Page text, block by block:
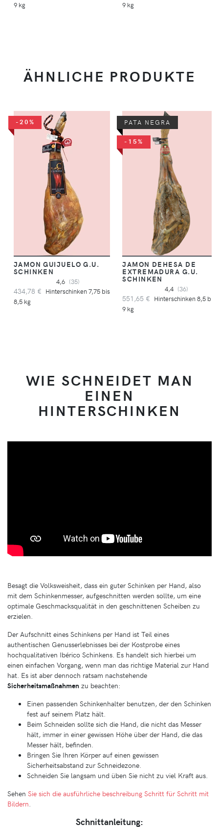
9 kg
9 kg
ÄHNLICHE PRODUKTE
-20%
JAMON GUIJUELO G.U.
SCHINKEN
4,6 (35)
434,78 € Hinterschinken 7,75 bis
8,5 kg
PATA NEGRA
-15%
JAMON DEHESA DE
EXTREMADURA G.U.
SCHINKEN
4,4 (36)
551,65 € Hinterschinken 8,5 bis
9 kg
WIE SCHNEIDET MAN
EINEN
HINTERSCHINKEN
Besagt die Volksweisheit, dass ein guter Schinken per Hand, also
mit dem Schinkenmesser, aufgeschnitten werden sollte, um eine
optimale Geschmacksqualität in den geschnittenen Scheiben zu
erzielen.
Der Aufschnitt eines Schinkens per Hand ist Teil eines
authentischen Genusserlebnisses bei der Kostprobe eines
hochqualitativen Ibérico Schinkens. Es handelt sich hierbei um
einen einfachen Vorgang, wenn man das richtige Material zur Hand
hat. Es ist aber dennoch ratsam nachstehende
Sicherheitsmaßnahmen zu beachten:
Einen passenden Schinkenhalter benutzen, der den Schinken
fest auf seinem Platz hält.
Beim Schneiden sollte sich die Hand, die nicht das Messer
hält, immer in einer gewissen Höhe über der Hand, die das
Messer hält, befinden.
Bringen Sie Ihren Körper auf einen gewissen
Sicherheitsabstand zur Schneidezone.
Schneiden Sie langsam und üben Sie nicht zu viel Kraft aus.
Sehen Sie sich die ausführliche beschreibung Schritt für Schritt mit
Bildern
Schnittanleitung: